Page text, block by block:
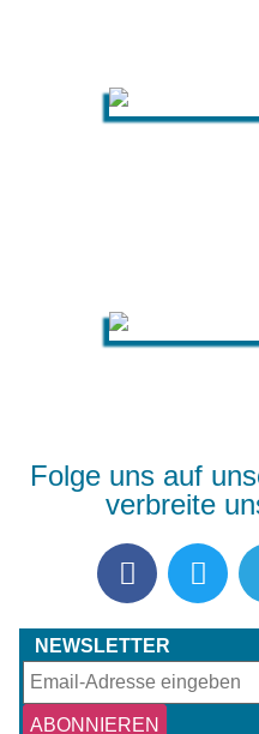
Folge uns auf
verbreite
NEWSLETTER